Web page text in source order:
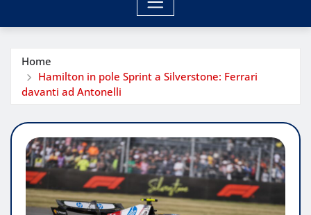
Home
Hamilton in pole Sprint a Silverstone: Ferrari
davanti ad Antonelli